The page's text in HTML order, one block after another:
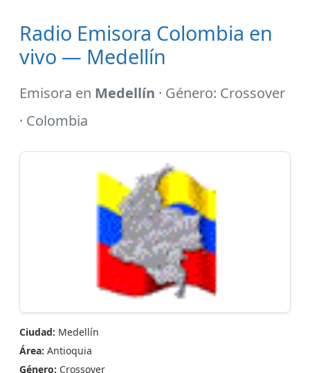
Radio Emisora Colombia en
vivo — Medellín
Emisora en Medellín · Género: Crossover
· Colombia
Ciudad: Medellín
Área: Antioquia
Género: Crossover